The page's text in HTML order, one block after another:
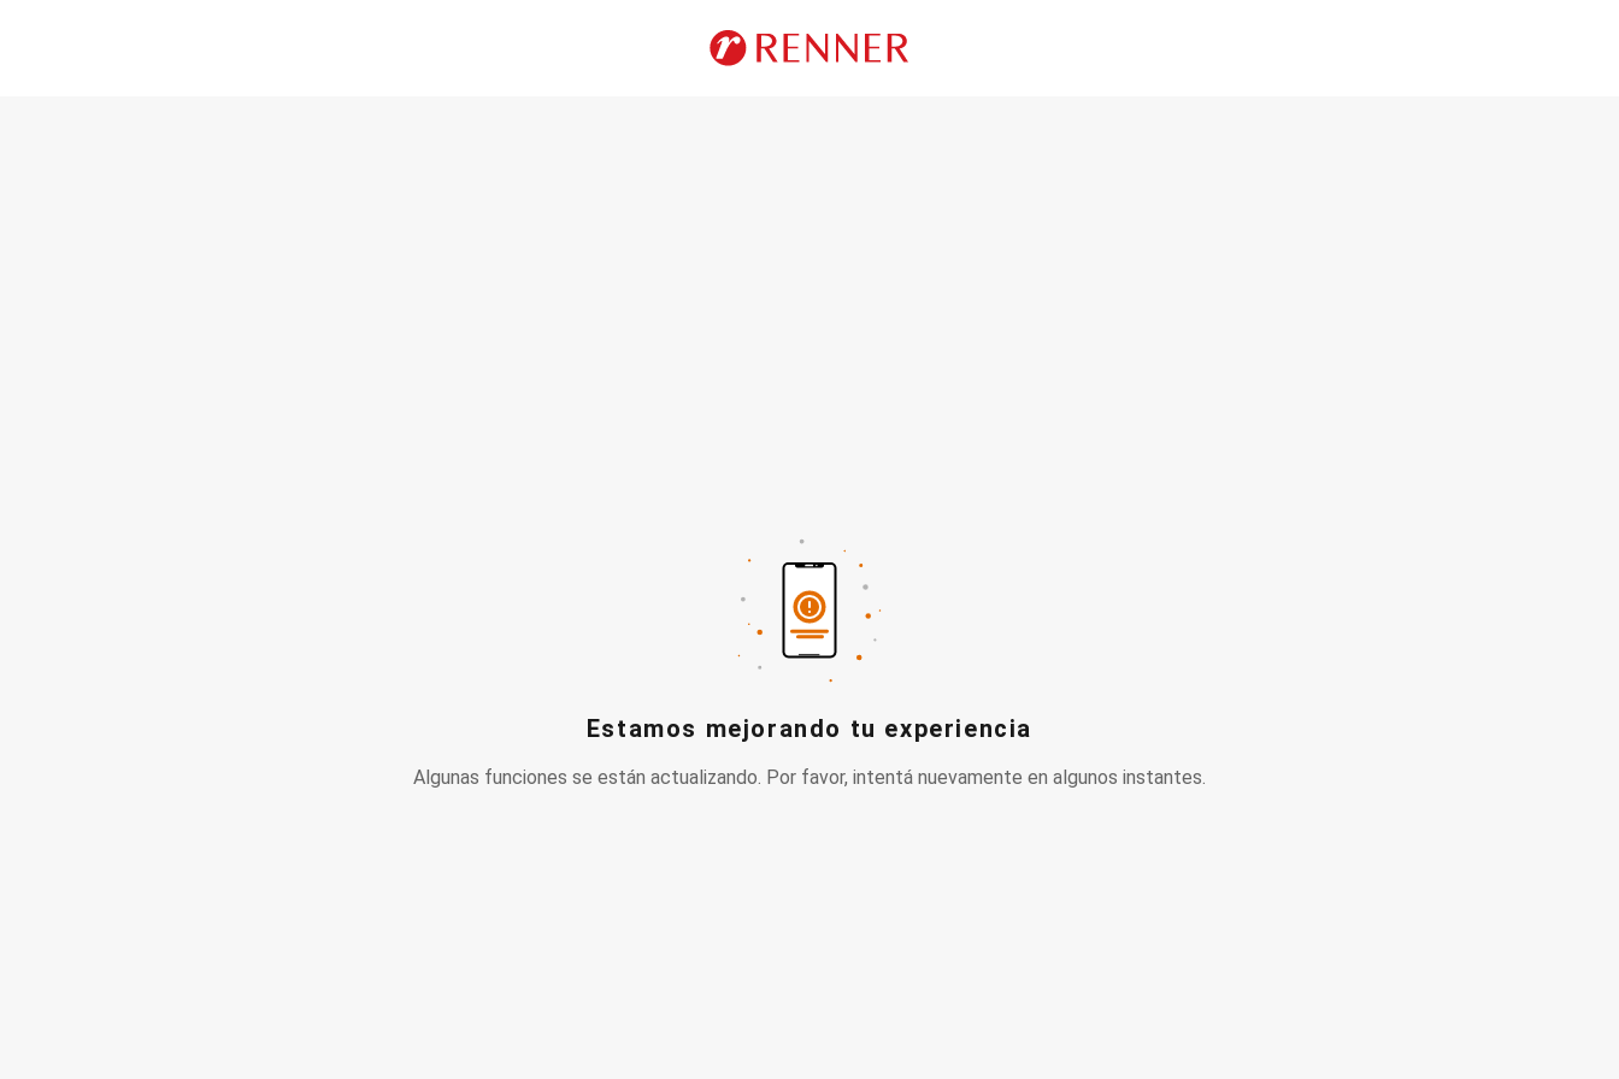
Estamos mejorando tu experiencia
Algunas funciones se están actualizando. Por favor, intentá nuevamente en algunos instantes.